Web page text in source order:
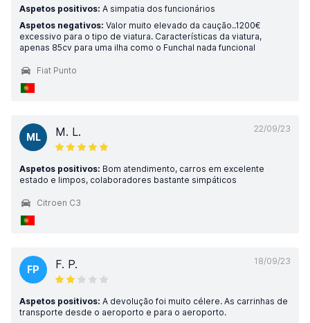
Aspetos positivos: A simpatia dos funcionários
Aspetos negativos: Valor muito elevado da caução..1200€
excessivo para o tipo de viatura. Características da viatura,
apenas 85cv para uma ilha como o Funchal nada funcional
Fiat Punto
22/09/23
ML M. L.
Aspetos positivos: Bom atendimento, carros em excelente
estado e limpos, colaboradores bastante simpáticos
Citroen C3
18/09/23
FP F. P.
Aspetos positivos: A devolução foi muito célere. As carrinhas de
transporte desde o aeroporto e para o aeroporto.